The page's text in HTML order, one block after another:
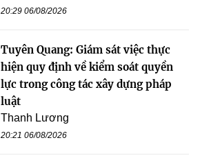
20:29 06/08/2026
Tuyên Quang: Giám sát việc thực
hiện quy định về kiểm soát quyền
lực trong công tác xây dựng pháp
luật
Thanh Lương
20:21 06/08/2026